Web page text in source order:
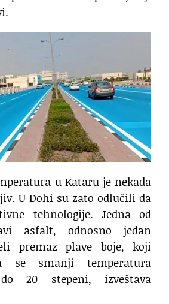
u Kataru je nekada
U Dohi su zato odlučili da
tehnologije. Jedna od
asfalt, odnosno jedan
premaz plave boje, koji
se smanji temperatura
20 stepeni, izveštava